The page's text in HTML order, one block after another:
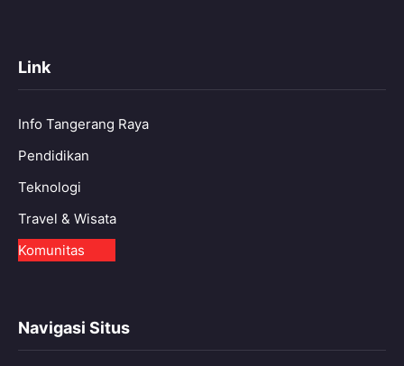
Link
Info Tangerang Raya
Pendidikan
Teknologi
Travel & Wisata
Komunitas
Navigasi Situs